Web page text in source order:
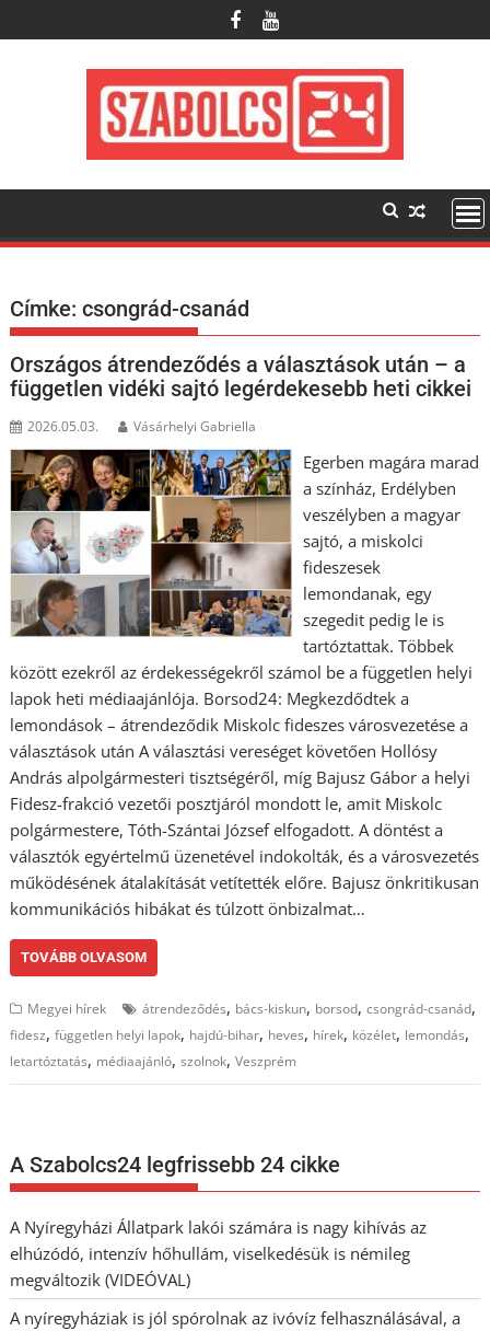
to
Címke:csongrád-csanád
Országos átrendeződés a választások után – a
független vidéki sajtó legérdekesebb heti cikkei
2026.05.03. Vásárhelyi Gabriella
Egerben magára marad
a színház, Erdélyben
veszélyben a magyar
sajtó, a miskolci
fideszesek
lemondanak, egy
szegedit pedig le is
tartóztattak. Többek
között ezekről az érdekességekről számol be a független helyi
lapok heti médiaajánlója. Borsod24: Megkezdődtek a
lemondások – átrendeződik Miskolc fideszes városvezetése a
választások után A választási vereséget követően Hollósy
András alpolgármesteri tisztségéről, míg Bajusz Gábor a helyi
Fidesz-frakció vezetői posztjáról mondott le, amit Miskolc
polgármestere, Tóth-Szántai József elfogadott. A döntést a
választók egyértelmű üzenetével indokolták, és a városvezetés
működésének átalakítását vetítették előre. Bajusz önkritikusan
kommunikációs hibákat és túlzott önbizalmat…
TOVÁBB OLVASOM
Megyei hírek átrendeződés, bács-kiskun, borsod,csongrád-csanád,
fidesz,független helyi lapok, hajdú-bihar, heves, hírek, közélet, lemondás,
letartóztatás, médiaajánló,szolnok,Veszprém
A Szabolcs24 legfrissebb 24 cikke
A Nyíregyházi Állatpark lakói számára is nagy kihívás az
elhúzódó, intenzív hőhullám, viselkedésük is némileg
megváltozik (VIDEÓVAL)
A nyíregyháziak is jól spórolnak az ivóvíz felhasználásával, a